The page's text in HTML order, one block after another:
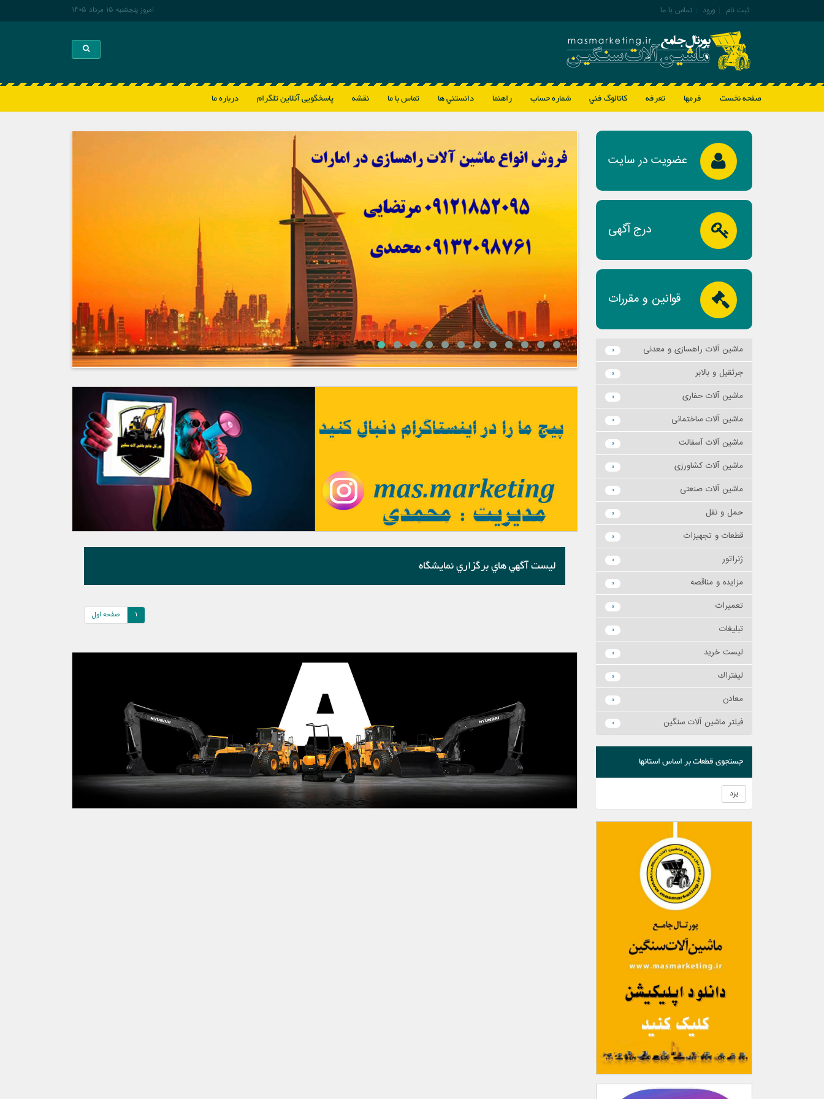
امروز پنجشنبه 15 مرداد 1405 تماس با ما ورود ثبت نام
Toggle search
درباره ما پاسخگویی آنلاین تلگرام نقشه تماس با ما دانستني ها راهنما شماره حساب كاتالوگ فني تعرفه فرمها صفحه نخست
ليست آگهي هاي برگزاري نمايشگاه
صفحه اول 1
عضویت در سایت
درج آگهی
قوانین و مقررات
ماشين آلات راهسازي و معدني 0
جرثقيل و بالابر 0
ماشين آلات حفاري 0
ماشين آلات ساختماني 0
ماشين آلات آسفالت 0
ماشين آلات كشاورزي 0
ماشين آلات صنعتي 0
حمل و نقل 0
قطعات و تجهيزات 0
ژنراتور 0
مزايده و مناقصه 0
تعميرات 0
تبليغات 0
ليست خريد 0
ليفتراك 0
معادن 0
فیلتر ماشین آلات سنگین 0
جستجوی قطعات بر اساس استانها
یزد